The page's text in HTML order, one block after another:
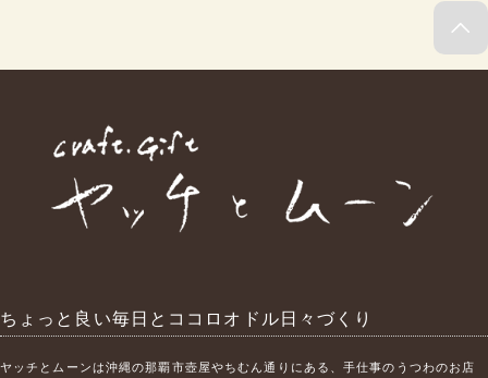
ちょっと良い毎日とココロオドル日々づくり
ヤッチとムーンは沖縄の那覇市壺屋やちむん通りにある、手仕事のうつわのお店